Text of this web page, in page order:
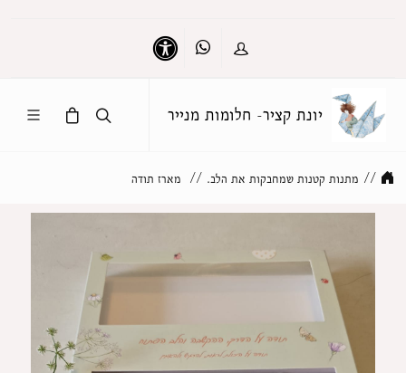
כניסה Whatsapp
יונת קציר- חלומות מנייר
// מתנות קטנות שמחבקות את הלב. // מארז תודה